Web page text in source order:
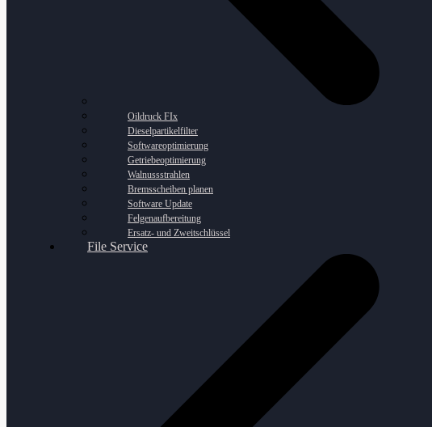
Oildruck FIx
Dieselpartikelfilter
Softwareoptimierung
Getriebeoptimierung
Walnussstrahlen
Bremsscheiben planen
Software Update
Felgenaufbereitung
Ersatz- und Zweitschlüssel
File Service